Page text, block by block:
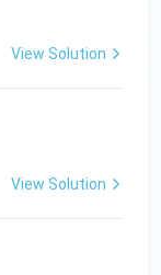
View Solution
View Solution